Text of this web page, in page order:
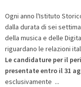
Ogni anno l'Istituto
dalla durata di sei
della musica e delle
riguardano le relazioni
Le candidature per il
presentate entro il 31
esclusivamente ...